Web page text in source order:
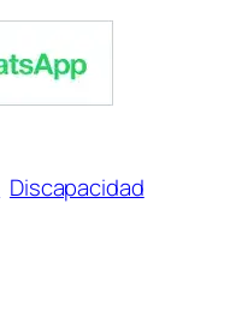
Discapacidad